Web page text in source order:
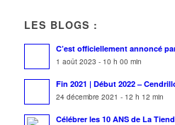
LES BLOGS :
C’est officiellement annoncé
1 août 2023 - 10 h 00 min
Fin 2021 | Début 2022 –
24 décembre 2021 - 12 h 12 min
Célébrer les 10 ANS de La